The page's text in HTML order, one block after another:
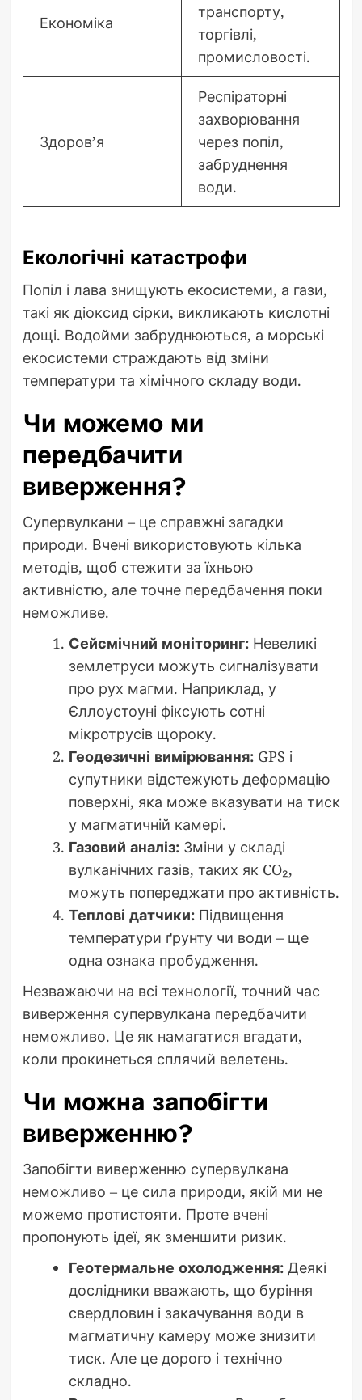
Економіка
транспорту,
торгівлі,
промисловості.
Здоров’я
Респіраторні
захворювання
через попіл,
забруднення
води.
Екологічні катастрофи
Попіл і лава знищують екосистеми, а гази,
такі як діоксид сірки, викликають кислотні
дощі. Водойми забруднюються, а морські
екосистеми страждають від зміни
температури та хімічного складу води.
Чи можемо ми
передбачити
виверження?
Супервулкани – це справжні загадки
природи. Вчені використовують кілька
методів, щоб стежити за їхньою
активністю, але точне передбачення поки
неможливе.
Сейсмічний моніторинг:Невеликі
землетруси можуть сигналізувати
про рух магми. Наприклад, у
Єллоустоуні фіксують сотні
мікротрусів щороку.
Геодезичні вимірювання:GPS і
супутники відстежують деформацію
поверхні, яка може вказувати на тиск
у магматичній камері.
Газовий аналіз:Зміни у складі
вулканічних газів, таких як CO₂,
можуть попереджати про активність.
Теплові датчики:Підвищення
температури ґрунту чи води – ще
одна ознака пробудження.
Незважаючи на всі технології, точний час
виверження супервулкана передбачити
неможливо. Це як намагатися вгадати,
коли прокинеться сплячий велетень.
Чи можна запобігти
виверженню?
Запобігти виверженню супервулкана
неможливо – це сила природи, якій ми не
можемо протистояти. Проте вчені
пропонують ідеї, як зменшити ризик.
Геотермальне охолодження:Деякі
дослідники вважають, що буріння
свердловин і закачування води в
магматичну камеру може знизити
тиск. Але це дорого і технічно
складно.